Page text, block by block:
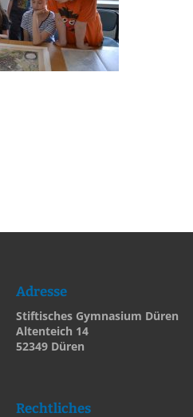
Adresse
Stiftisches Gymnasium Düren
Altenteich 14
52349 Düren
Rechtliches